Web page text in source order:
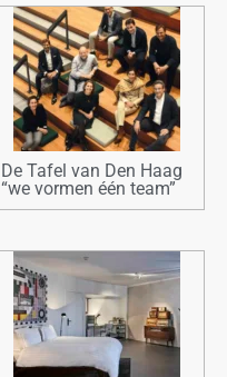
De Tafel van Den Haag
“we vormen één team”